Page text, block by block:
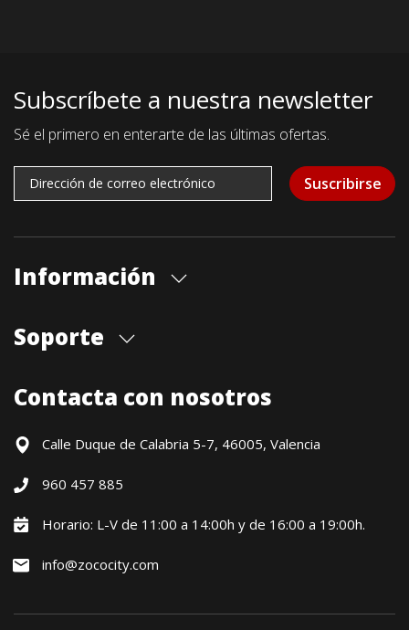
Subscríbete a nuestra newsletter
Sé el primero en enterarte de las últimas ofertas.
Suscribirse
Información
Cita previa tienda
Contacto
Soporte
Formas de pago
Devoluciones / Garantía
Política precio mínimo garantizado
Financiación CETELEM
Condiciones generales
Contacta con nosotros
Calle Duque de Calabria 5-7, 46005, Valencia
960 457 885
Horario: L-V de 11:00 a 14:00h y de 16:00 a 19:00h.
info@zococity.com